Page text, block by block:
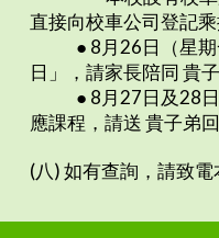
直接向校車公司登記乘
● 8月26日（星期
日」，請家長陪同 貴子
● 8月27日及28日
應課程，請送 貴子弟回
(八) 如有查詢，請致電